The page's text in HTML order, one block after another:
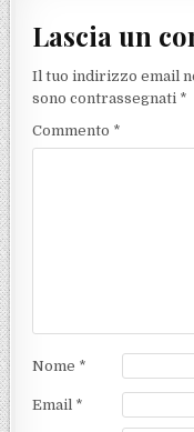
Lascia un
Il tuo indirizzo email
sono contrassegnati *
Commento *
Nome *
Email *